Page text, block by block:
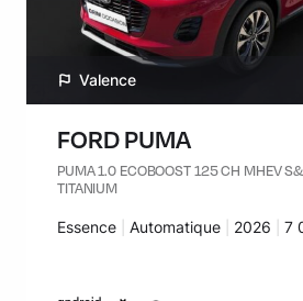
Valence
FORD PUMA
PUMA 1.0 ECOBOOST 125 CH MHEV
TITANIUM
Carburant :
Essence Transmission :
Automatique Années :
2026 7